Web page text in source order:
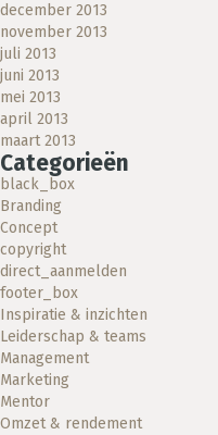
december 2013
november 2013
juli 2013
juni 2013
mei 2013
april 2013
maart 2013
Categorieën
black_box
Branding
Concept
copyright
direct_aanmelden
footer_box
Inspiratie & inzichten
Leiderschap & teams
Management
Marketing
Mentor
Omzet & rendement